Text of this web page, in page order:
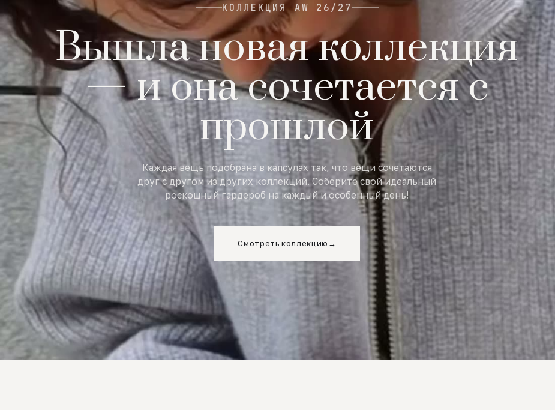
КОЛЛЕКЦИЯ AW 26/27
Вышла новая коллекция
— и она сочетается с
прошлой
Каждая вещь подобрана в капсулах так, что вещи сочетаются
друг с другом из других коллекций. Соберите свой идеальный
роскошный гардероб на каждый и особенный день!
Смотреть коллекцию →